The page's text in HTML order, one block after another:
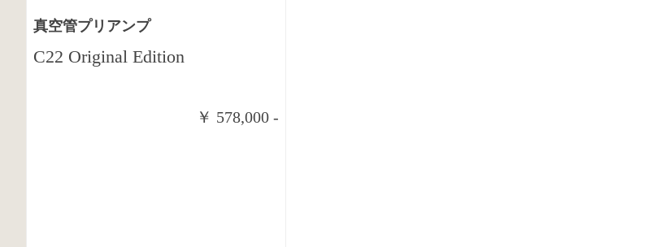
商談中
真空管プリアンプ
C22 Original Edition
￥ 578,000 -